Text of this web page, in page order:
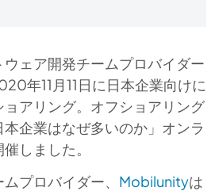
ェア開発チームプロバイダー
年11月11日に日本企業向けに
ョアリング。オフショアリング
企業はなぜ多いのか」オンラ
しました。
プロバイダー、 Mobilunityは